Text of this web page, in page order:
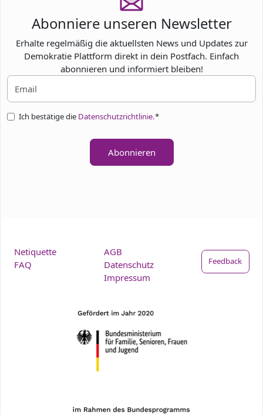
Abonniere unseren Newsletter
Erhalte regelmäßig die aktuellsten News und Updates zur
Demokratie Plattform direkt in dein Postfach. Einfach
abonnieren und informiert bleiben!
Ich bestätige die Datenschutzrichtlinie.*
Abonnieren
Netiquette
FAQ
AGB
Datenschutz
Impressum
Feedback